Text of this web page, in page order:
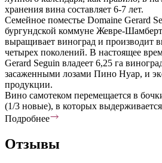
хранения вина составляет 6-7 лет.
Семейное поместье Domaine Gerard
бургундской коммуне Жевре-
выращивает виноград и производит
четырех поколений. В настоящее
Gerard Seguin владеет 6,25 га
засаженными лозами Пино Нуар, и
продукции.
Вино самотеком перемещается в
(1/3 новые), в которых выдерживается
Подробнее
Отзывы